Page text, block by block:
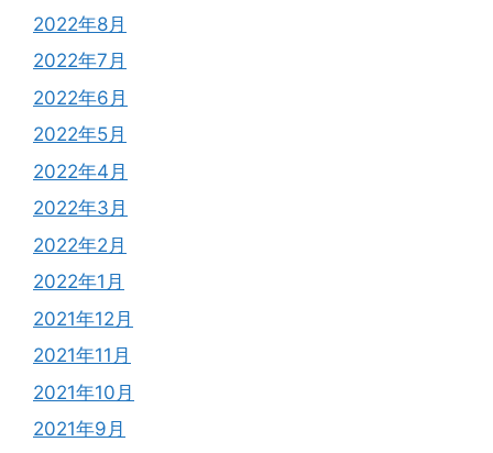
2022年8月
2022年7月
2022年6月
2022年5月
2022年4月
2022年3月
2022年2月
2022年1月
2021年12月
2021年11月
2021年10月
2021年9月